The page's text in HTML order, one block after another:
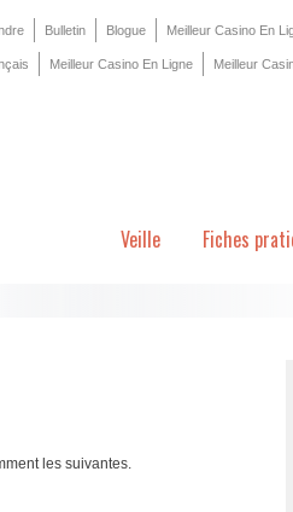
Bulletin Blogue Meilleur Casino En
Meilleur Casino En Ligne Meilleur
Veille Fiches
les suivantes.